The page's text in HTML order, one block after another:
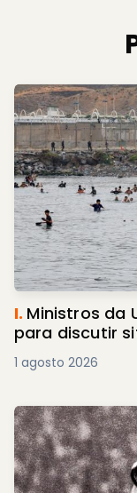
I. Ministros da
para discutir
1 agosto 2026